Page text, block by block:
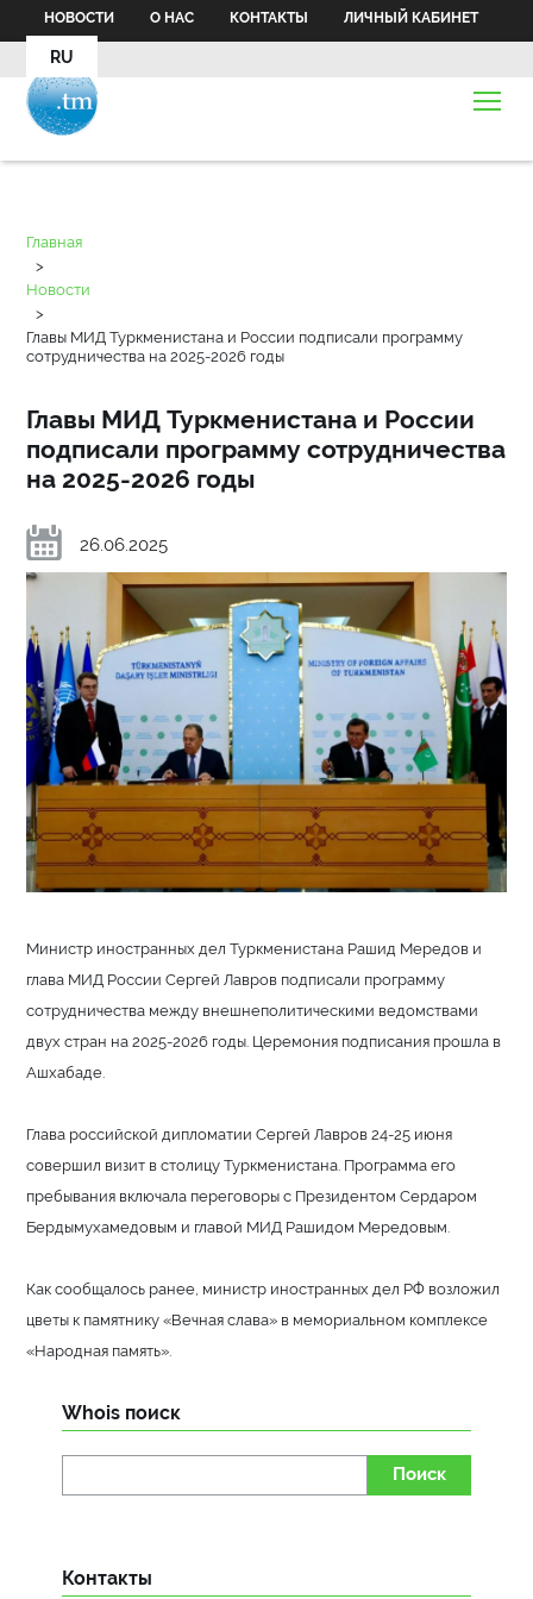
НОВОСТИ О НАС КОНТАКТЫ ЛИЧНЫЙ КАБИНЕТ
RU
Главная
>
Новости
>
Главы МИД Туркменистана и России подписали программу
сотрудничества на 2025-2026 годы
Главы МИД Туркменистана и России
подписали программу сотрудничества
на 2025-2026 годы
26.06.2025
Министр иностранных дел Туркменистана Рашид Мередов и
глава МИД России Сергей Лавров подписали программу
сотрудничества между внешнеполитическими ведомствами
двух стран на 2025-2026 годы. Церемония подписания прошла в
Ашхабаде.
Глава российской дипломатии Сергей Лавров 24-25 июня
совершил визит в столицу Туркменистана. Программа его
пребывания включала переговоры с Президентом Сердаром
Бердымухамедовым и главой МИД Рашидом Мередовым.
Как сообщалось ранее, министр иностранных дел РФ возложил
цветы к памятнику «Вечная слава» в мемориальном комплексе
«Народная память».
Whois поиск
Поиск
Контакты